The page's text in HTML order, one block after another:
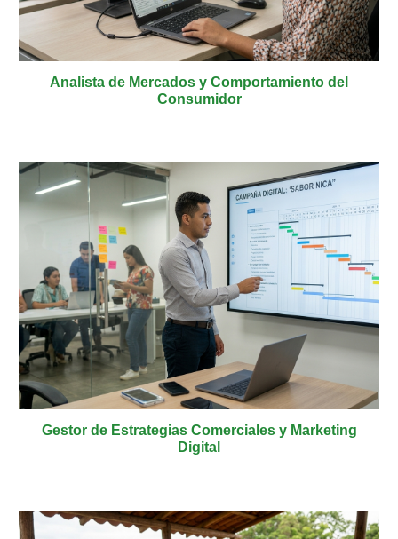
Analista de Mercados y Comportamiento del
Consumidor
Gestor de Estrategias Comerciales y Marketing
Digital